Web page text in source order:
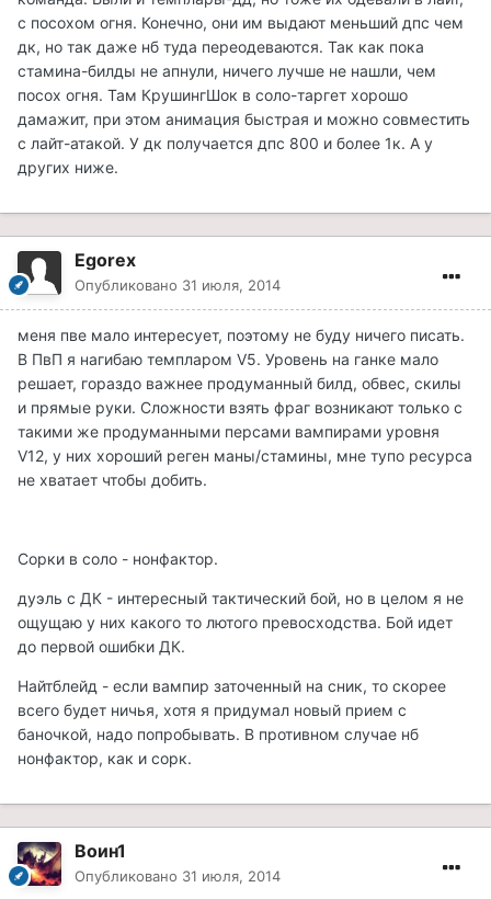
с посохом огня. Конечно, они им выдают меньший дпс чем
дк, но так даже нб туда переодеваются. Так как пока
стамина-билды не апнули, ничего лучше не нашли, чем
посох огня. Там КрушингШок в соло-таргет хорошо
дамажит, при этом анимация быстрая и можно совместить
с лайт-атакой. У дк получается дпс 800 и более 1к. А у
других ниже.
Egorex
Опубликовано 31 июля, 2014
меня пве мало интересует, поэтому не буду ничего писать.
В ПвП я нагибаю темпларом V5. Уровень на ганке мало
решает, гораздо важнее продуманный билд, обвес, скилы
и прямые руки. Сложности взять фраг возникают только с
такими же продуманными персами вампирами уровня
V12, у них хороший реген маны/стамины, мне тупо ресурса
не хватает чтобы добить.
Сорки в соло - нонфактор.
дуэль с ДК - интересный тактический бой, но в целом я не
ощущаю у них какого то лютого превосходства. Бой идет
до первой ошибки ДК.
Найтблейд - если вампир заточенный на сник, то скорее
всего будет ничья, хотя я придумал новый прием с
баночкой, надо попробывать. В противном случае нб
нонфактор, как и сорк.
Воин1
Опубликовано 31 июля, 2014